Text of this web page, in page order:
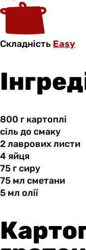
Складність Easy
800 г картоплі
сіль до смаку
2 лавровихлисти
4 яйця
75 гсиру
75 мл сметани
5 мл олії